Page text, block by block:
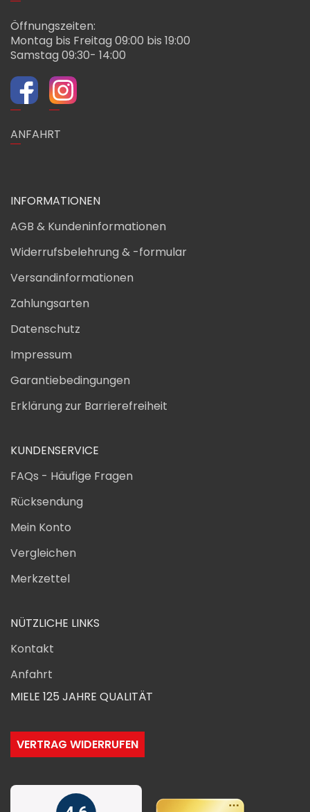
Öffnungszeiten:
Montag bis Freitag 09:00 bis 19:00
Samstag 09:30- 14:00
ANFAHRT
INFORMATIONEN
AGB & Kundeninformationen
Widerrufsbelehrung & -formular
Versandinformationen
Zahlungsarten
Datenschutz
Impressum
Garantiebedingungen
Erklärung zur Barrierefreiheit
KUNDENSERVICE
FAQs - Häufige Fragen
Rücksendung
Mein Konto
Vergleichen
Merkzettel
NÜTZLICHE LINKS
Kontakt
Anfahrt
MIELE 125 JAHRE QUALITÄT
VERTRAG WIDERRUFEN